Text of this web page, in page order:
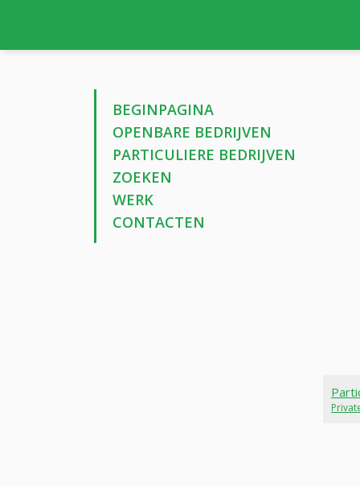
BEGINPAGINA
OPENBARE BEDRIJVEN
PARTICULIERE BEDRIJVEN
ZOEKEN
WERK
CONTACTEN